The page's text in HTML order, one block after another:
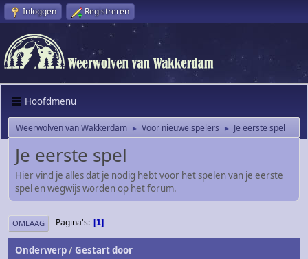
Inloggen Registreren
Hoofdmenu
Weerwolven van Wakkerdam ► Voor nieuwe spelers ► Je eerste spel
Je eerste spel
Hier vind je alles dat je nodig hebt voor het spelen van je eerste
spel en wegwijs worden op het forum.
OMLAAG Pagina's 1
Onderwerp/Gestart door